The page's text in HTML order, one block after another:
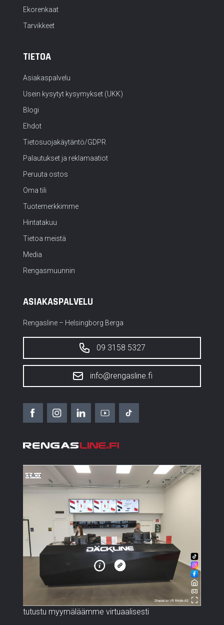
Ekorenkaat
Tarvikkeet
TIETOA
Asiakaspalvelu
Usein kysytyt kysymykset (UKK)
Blogi
Ehdot
Tietosuojakäytäntö/GDPR
Palautukset ja reklamaatiot
Peruuta ostos
Oma tili
Tuotemerkkimme
Hintatakuu
Tietoa meistä
Media
Rengasmuunnin
ASIAKASPALVELU
Rengasline – Helsingborg Berga
09 3158 5327
info@rengasline.fi
tutustu myymäläämme virtuaalisesti